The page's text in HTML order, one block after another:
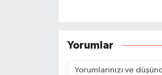
Yorumlar